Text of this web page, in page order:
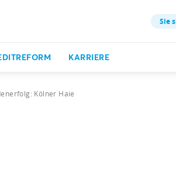
Sie
KARRIERE
Kölner Haie